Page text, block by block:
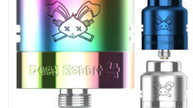
ArcanaMods Pure
RTA